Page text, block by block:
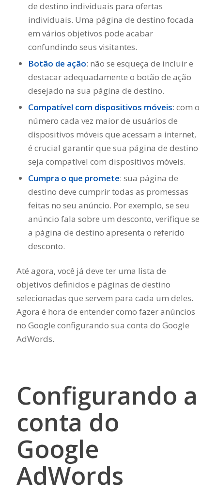
de destino individuais para ofertas
individuais. Uma página de destino focada
em vários objetivos pode acabar
confundindo seus visitantes.
Botão de ação: não se esqueça de incluir e
destacar adequadamente o botão de ação
desejado na sua página de destino.
Compatível com dispositivos móveis: com o
número cada vez maior de usuários de
dispositivos móveis que acessam a internet,
é crucial garantir que sua página de destino
seja compatível com dispositivos móveis.
Cumpra o que promete: sua página de
destino deve cumprir todas as promessas
feitas no seu anúncio. Por exemplo, se seu
anúncio fala sobre um desconto, verifique se
a página de destino apresenta o referido
desconto.
Até agora, você já deve ter uma lista de
objetivos definidos e páginas de destino
selecionadas que servem para cada um deles.
Agora é hora de entender como fazer anúncios
no Google configurando sua conta do Google
AdWords.
Configurando a
conta do
Google
AdWords